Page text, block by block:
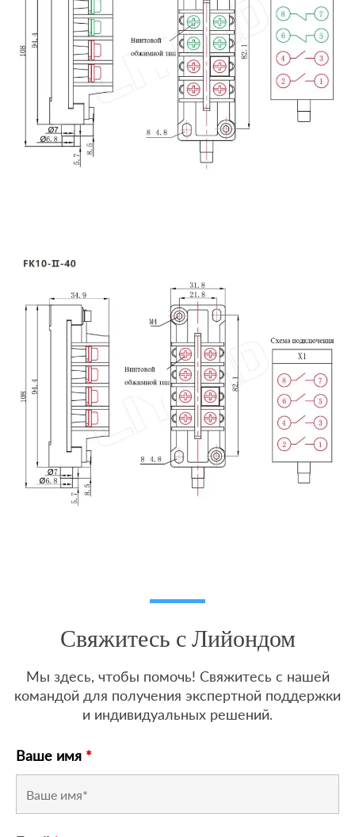
Свяжитесь с Лийондом
Мы здесь, чтобы помочь! Свяжитесь с нашей
командой для получения экспертной поддержки
и индивидуальных решений.
Ваше имя *